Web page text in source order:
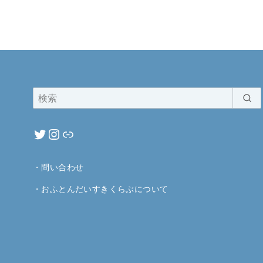
・ 問い合わせ
・ おふとんだいすきくらぶについて